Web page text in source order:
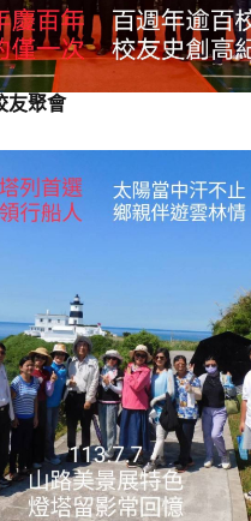
友聚會